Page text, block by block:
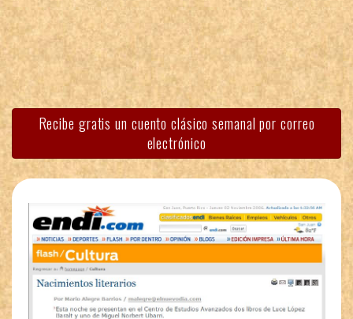
Recibe gratis un cuento clásico semanal por correo
electrónico